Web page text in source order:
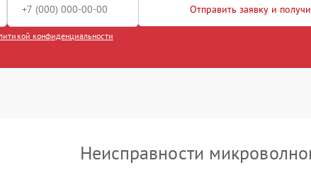
Отправить заявку и
конфиденциальности
Неисправности